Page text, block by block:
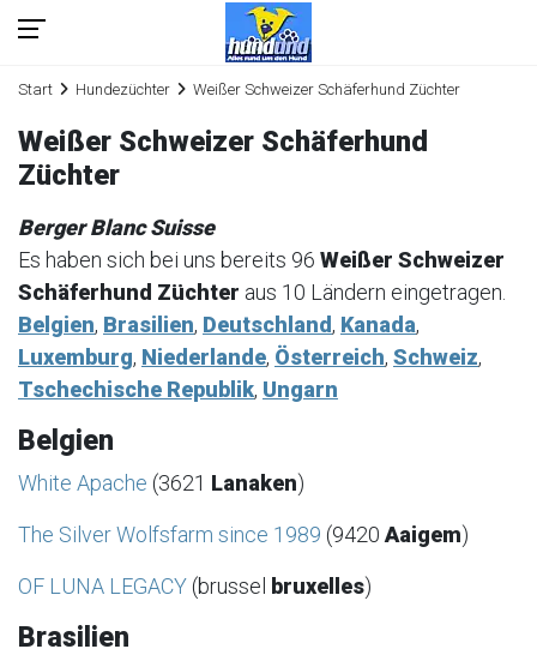
Start Hundezüchter Weißer Schweizer Schäferhund Züchter
Weißer Schweizer Schäferhund
Züchter
Berger Blanc Suisse
Es haben sich bei uns bereits 96 Weißer Schweizer
Schäferhund Züchter aus 10 Ländern eingetragen.
Belgien, Brasilien, Deutschland, Kanada,
Luxemburg, Niederlande, Österreich, Schweiz,
Tschechische Republik, Ungarn
Belgien
White Apache (3621 Lanaken)
The Silver Wolfsfarm since 1989 (9420 Aaigem)
OF LUNA LEGACY (brussel bruxelles)
Brasilien